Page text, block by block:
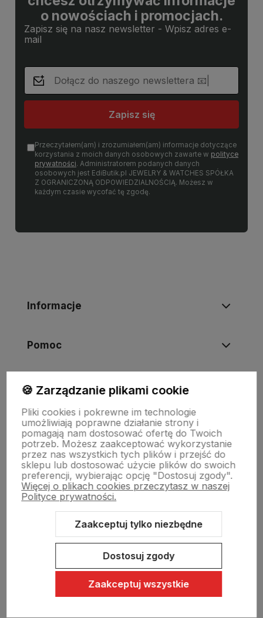
o nowościach i promocjach.
Zapisz się na nasz newsletter - Wpisz adres e-
mail
Zapisz się
Przeczytałem(am) i zrozumiałem(am) informacje dotyczące
korzystania z moich danych osobowych zawarte w polityce
prywatności. Administratorem podanych danych
osobowych jest EdiButik.pl JEWELRY & WATCHES SPÓŁKA
Z OGRANICZONĄ ODPOWIEDZIALNOŚCIĄ. Możesz w
każdym czasie wycofać tę zgodę.
Informacje
Pomoc
Moje konto
Swiat Edibutik
Sklep internetowy Shoper Premium
Szablon Shoper Modern 3.0™
🍪 Zarządzanie plikami cookie
Pliki cookies i pokrewne im technologie
umożliwiają poprawne działanie strony i
pomagają nam dostosować ofertę do Twoich
potrzeb. Możesz zaakceptować wykorzystanie
przez nas wszystkich tych plików i przejść do
sklepu lub dostosować użycie plików do swoich
preferencji, wybierając opcję "Dostosuj zgody".
Więcej o plikach cookies przeczytasz w naszej
Polityce prywatności.
Zaakceptuj tylko niezbędne
Dostosuj zgody
Zaakceptuj wszystkie